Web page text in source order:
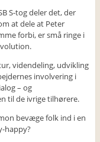
S-tog deler det, der
at dele at Peter
forbi, er små ringe i
videndeling, udvikling
involvering i
– og
til de ivrige tilhørere.
bevæge folk ind i en
happy?